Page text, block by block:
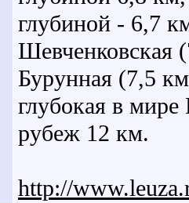
глубиной - 6,7
Шевченковская
Бурунная (7,5
глубокая в
рубеж 12 км.
http://